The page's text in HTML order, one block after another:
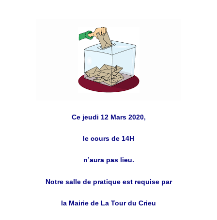
Ce jeudi 12 Mars 2020,
le cours de 14H
n’aura pas lieu.
Notre salle de pratique est requise par
la Mairie de La Tour du Crieu